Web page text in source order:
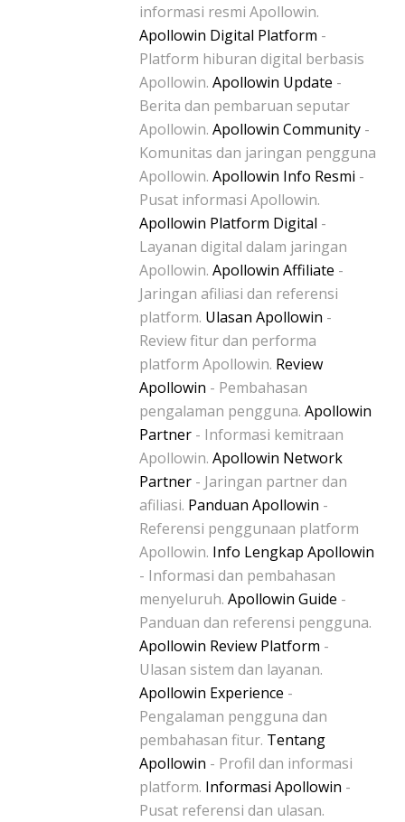
informasi resmi Apollowin.
Apollowin Digital Platform -
Platform hiburan digital berbasis
Apollowin. Apollowin Update -
Berita dan pembaruan seputar
Apollowin. Apollowin Community -
Komunitas dan jaringan pengguna
Apollowin. Apollowin Info Resmi -
Pusat informasi Apollowin.
Apollowin Platform Digital -
Layanan digital dalam jaringan
Apollowin. Apollowin Affiliate -
Jaringan afiliasi dan referensi
platform. Ulasan Apollowin -
Review fitur dan performa
platform Apollowin. Review
Apollowin - Pembahasan
pengalaman pengguna. Apollowin
Partner - Informasi kemitraan
Apollowin. Apollowin Network
Partner - Jaringan partner dan
afiliasi. Panduan Apollowin -
Referensi penggunaan platform
Apollowin. Info Lengkap Apollowin
- Informasi dan pembahasan
menyeluruh. Apollowin Guide -
Panduan dan referensi pengguna.
Apollowin Review Platform -
Ulasan sistem dan layanan.
Apollowin Experience -
Pengalaman pengguna dan
pembahasan fitur. Tentang
Apollowin - Profil dan informasi
platform. Informasi Apollowin -
Pusat referensi dan ulasan.